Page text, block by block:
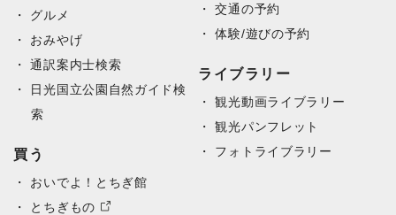
グルメ
おみやげ
通訳案内士検索
日光国立公園自然ガイド検
索
買う
おいでよ！とちぎ館
とちぎもの
交通の予約
体験/遊びの予約
ライブラリー
観光動画ライブラリー
観光パンフレット
フォトライブラリー